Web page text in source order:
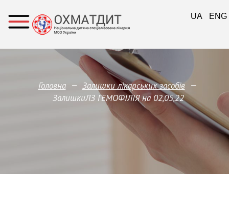
Головна — Залишки лікарських засобів —
ЗалишкиЛЗ ГЕМОФІЛІЯ на 02,05,22
UA ENG